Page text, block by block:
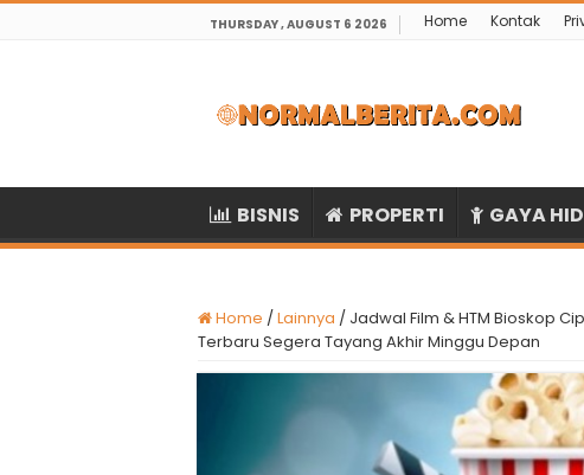
THURSDAY , AUGUST 6 2026 Home Kontak
BISNIS PROPERTI GAYA
Home /Lainnya / Jadwal Film & HTM Bioskop
Terbaru Segera Tayang Akhir Minggu Depan